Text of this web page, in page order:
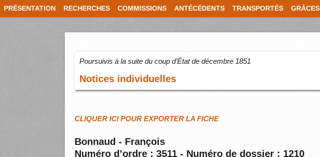
PRÉSENTATION RECHERCHES COMMISSIONS ANTÉCÉDENTS TRANSPORTÉS GRÂCES
Poursuivis à la suite du coup d’État de décembre 1851
Notices individuelles
CLIQUER ICI POUR EXPORTER LA FICHE
Bonnaud - François
Numéro d’ordre : 3511 - Numéro de dossier : 1210